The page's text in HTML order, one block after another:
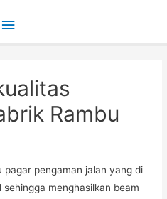
Main
Rambu
pagar pengaman jalan yang di
menghasilkan beam